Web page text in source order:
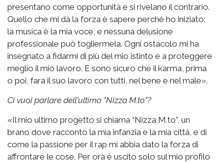
presentano come opportunità e si rivelano il contrario.
Quello che mi dà la forza è sapere perché ho iniziato:
la musica è la mia voce, e nessuna delusione
professionale può togliermela. Ogni ostacolo mi ha
insegnato a fidarmi di più del mio istinto e a proteggere
meglio il mio lavoro. E sono sicuro che il karma, prima
o poi, farà il suo lavoro con tutti, nel bene e nel male».
Ci vuoi parlare dell'ultimo "Nizza M.to"?
«Il mio ultimo progetto si chiama “Nizza M.to”, un
brano dove racconto la mia infanzia e la mia città, e di
come la passione per il rap mi abbia dato la forza di
affrontare le cose. Per ora è uscito solo sul mio profilo